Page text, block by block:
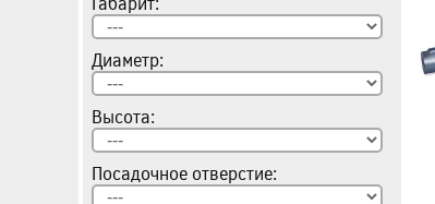
Диаметр:
Высота:
Посадочное отверстие: